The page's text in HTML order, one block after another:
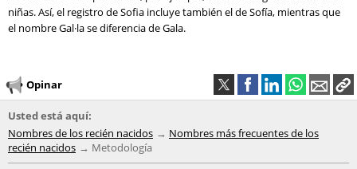
niñas. Así, el registro de Sofia incluye también el de Sofía, mientras que
el nombre Gal·la se diferencia de Gala.
Opinar
Usted está aquí:
Nombres de los recién nacidos
Nombres más frecuentes de los
recién nacidos
Metodología